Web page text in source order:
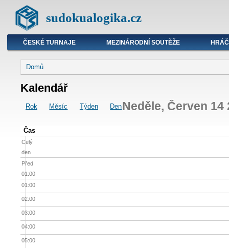
sudokualogika.cz
ČESKÉ TURNAJE MEZINÁRODNÍ SOUTĚŽE
Domů
Kalendář
Rok Měsíc Týden DenNeděle, Červen 14
Čas
Celý
den
Před
01:00
01:00
02:00
03:00
04:00
05:00